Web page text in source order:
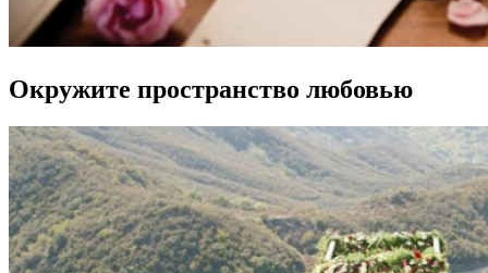
Окружите пространство любовью